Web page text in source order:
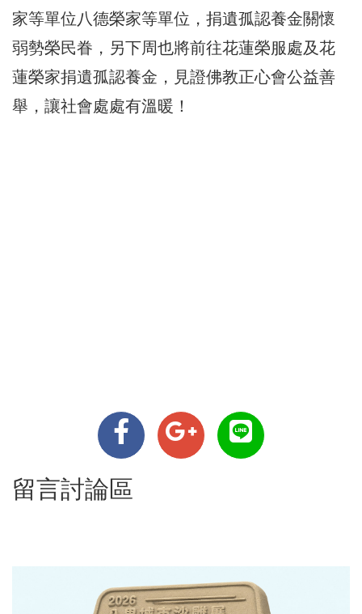
家等單位八德榮家等單位， 捐遺孤認養金關懷
弱勢榮民眷，另下周也將前往花蓮榮服處及花
蓮榮家捐遺孤認養金，見證佛教正心會公益善
舉，讓社會處處有溫暖！
留言討論區